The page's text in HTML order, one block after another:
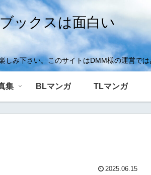
ックスは面白い
しみ下さい。このサイトはDMM様の運営では
集 BLマンガ TLマンガ
2025.06.15